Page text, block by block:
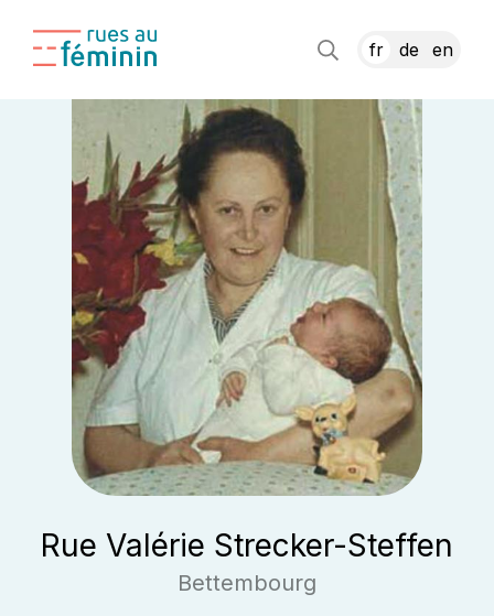
fr de en
Rue Valérie Strecker-Steffen
Bettembourg